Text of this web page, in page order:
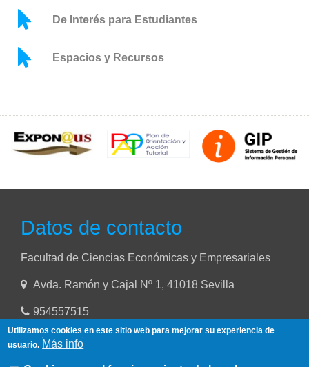
De Interés para Estudiantes
Espacios y Recursos
Datos de contacto
Facultad de Ciencias Económicas y Empresariales
Avda. Ramón y Cajal Nº 1, 41018 Sevilla
954557515
Utilizamos cookies en este sitio web para mejorar su experiencia de
usuario. Más info